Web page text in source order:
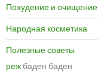
Похудение и очищение
Народная косметика
Полезные советы
реж баден баден